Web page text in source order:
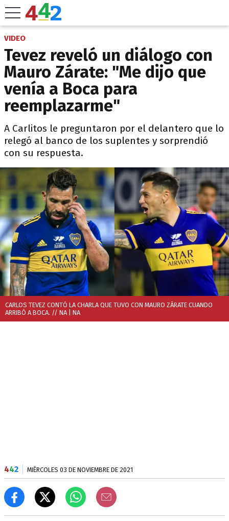
VIDEO
Tevez reveló un diálogo con
Mauro Zárate: "Me dijo que
venía a Boca para
reemplazarme"
A Carlitos le preguntaron por el delantero que lo
relegó al banco de los suplentes y sorprendió
con su respuesta.
CARLOS TEVEZ CONTÓ LA CHARLA QUE TUVO CON MAURO ZÁRATE CUANDO
ARRIBÓ A BOCA. // NA | NA
442 MIÉRCOLES 03 DE NOVIEMBRE DE 2021